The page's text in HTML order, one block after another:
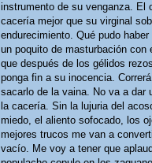
instrumento de su venganza. El
cacería mejor que su virginal
endurecimiento. Qué pudo
un poquito de masturbación
que después de los gélidos
ponga fin a su inocencia.
sacarlo de la vaina. No va a dar
la cacería. Sin la lujuria del
miedo, el aliento sofocado, los
mejores trucos me van a
vacío. Me voy a tener que